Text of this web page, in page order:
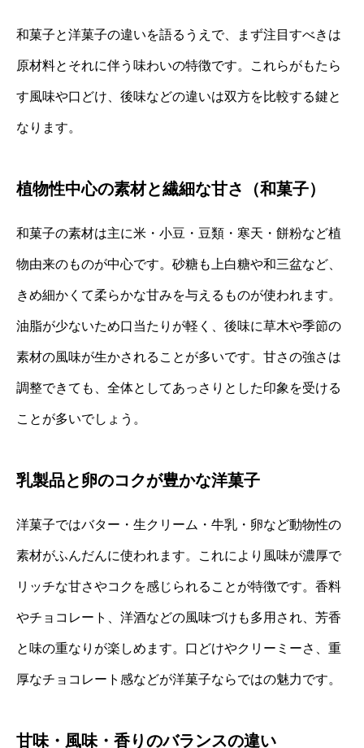
和菓子と洋菓子の違いを語るうえで、まず注目すべきは
原材料とそれに伴う味わいの特徴です。これらがもたら
す風味や口どけ、後味などの違いは双方を比較する鍵と
なります。
植物性中心の素材と繊細な甘さ（和菓子）
和菓子の素材は主に米・小豆・豆類・寒天・餅粉など植
物由来のものが中心です。砂糖も上白糖や和三盆など、
きめ細かくて柔らかな甘みを与えるものが使われます。
油脂が少ないため口当たりが軽く、後味に草木や季節の
素材の風味が生かされることが多いです。甘さの強さは
調整できても、全体としてあっさりとした印象を受ける
ことが多いでしょう。
乳製品と卵のコクが豊かな洋菓子
洋菓子ではバター・生クリーム・牛乳・卵など動物性の
素材がふんだんに使われます。これにより風味が濃厚で
リッチな甘さやコクを感じられることが特徴です。香料
やチョコレート、洋酒などの風味づけも多用され、芳香
と味の重なりが楽しめます。口どけやクリーミーさ、重
厚なチョコレート感などが洋菓子ならではの魅力です。
甘味・風味・香りのバランスの違い